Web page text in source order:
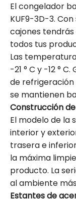
El congelador
KUF9-3D-3.
cajones
todos tus
Las
-21 ° C y -12 °
de
se mantienen
Construcción
El modelo de la
interior y
trasera e
la máxima
producto. La
al ambiente
Estantes de